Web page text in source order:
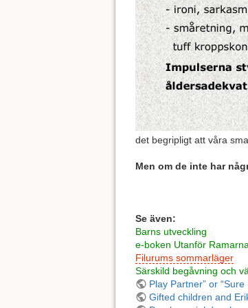
det begripligt att våra
Men om de inte har
Se även:
Barns utveckling
e-boken Utanför Ramarna
Filurums sommarläger
Särskild begåvning och
Play Partner” or
Gifted children and